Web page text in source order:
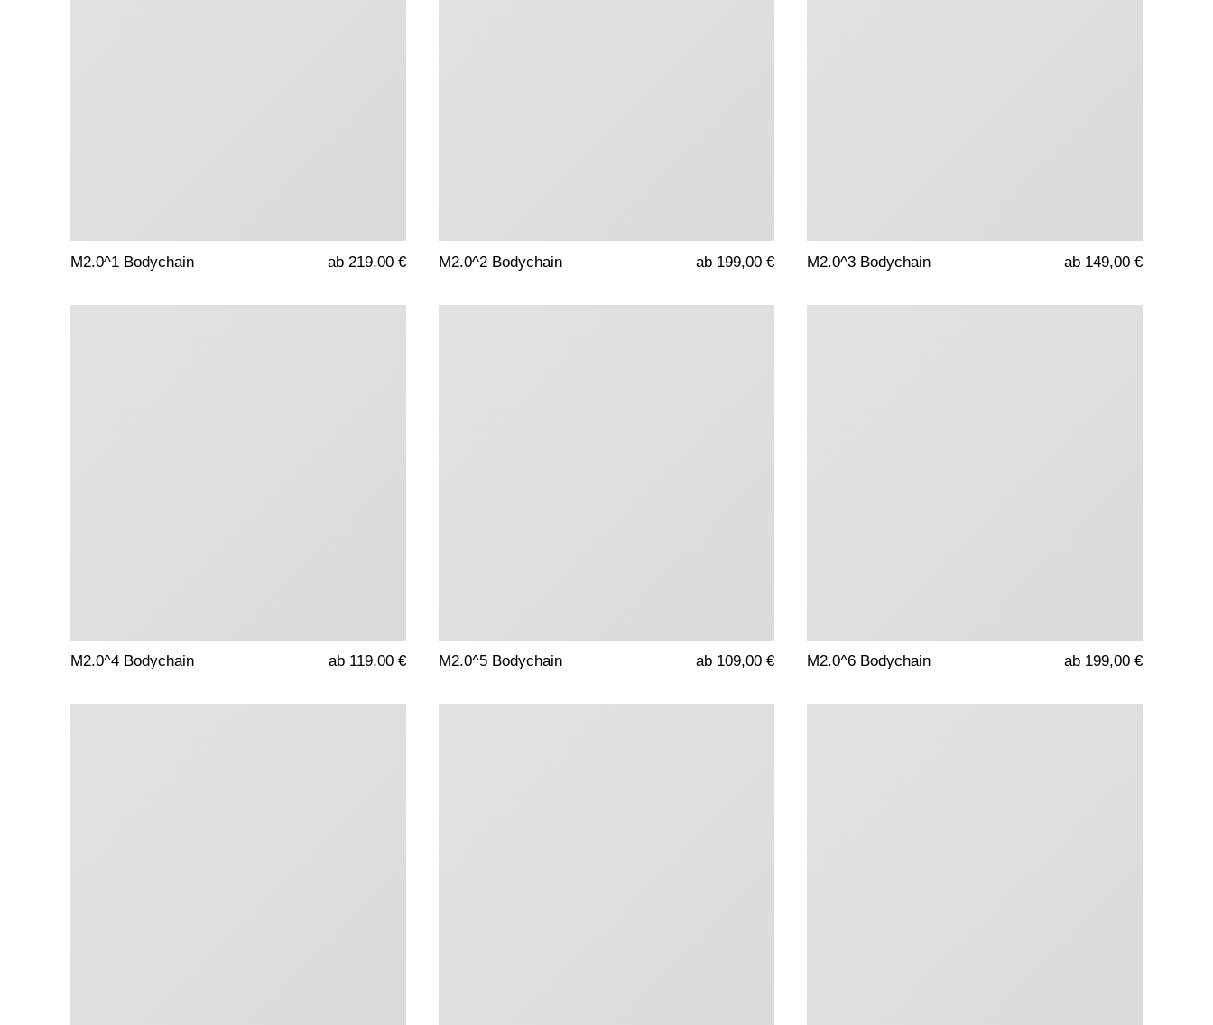
M2.0^1 Bodychain ab 219,00 € M2.0^2 Bodychain ab 199,00 € M2.0^3 Bodychain ab 149,00 €
M2.0^4 Bodychain ab 119,00 € M2.0^5 Bodychain ab 109,00 € M2.0^6 Bodychain ab 199,00 €